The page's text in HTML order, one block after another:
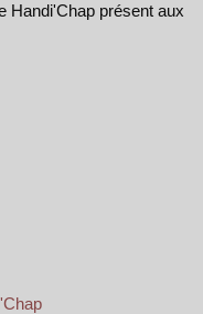
Handi'Chap présent aux